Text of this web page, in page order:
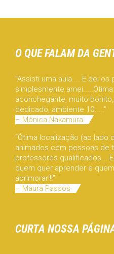
O QUE FALAM DA
“Assisti uma aula.... E dei
simplesmente
aconchegante, muito
dedicado, ambiente 10.....”
– Mônica Nakamura
“Ótima localização (ao lado
animados com pessoas de
professores qualificados...
quem quer aprender e
aprimorar!!!”
– Maura Passos
CURTA NOSSA